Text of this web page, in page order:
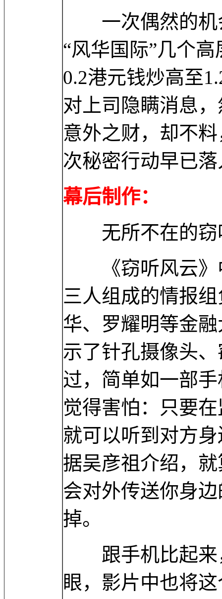
一次偶然的机
“风华国际”几个
0.2港元钱炒高至
对上司隐瞒消息
意外之财，却不
次秘密行动早已
幕后制作：
无所不在的窃
《窃听风云》
三人组成的情报
华、罗耀明等金
示了针孔摄像头
过，简单如一部
觉得害怕：只要
就可以听到对方
据吴彦祖介绍，
会对外传送你身
掉。
跟手机比起来
眼，影片中也将